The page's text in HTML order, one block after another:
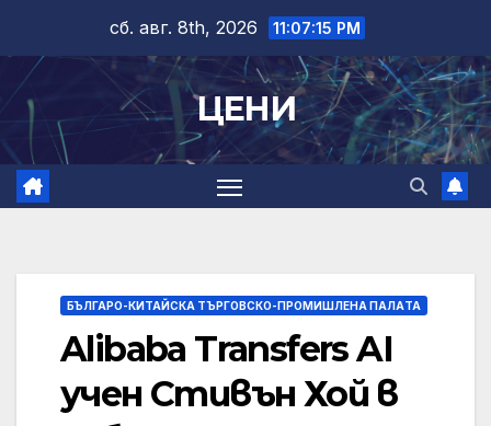
content
сб. авг. 8th, 2026 11:07:16 PM
ЦЕНИ
БЪЛГАРО-КИТАЙСКА ТЪРГОВСКО-ПРОМИШЛЕНА ПАЛAТА
Alibaba Transfers AI
учен Стивън Хой в